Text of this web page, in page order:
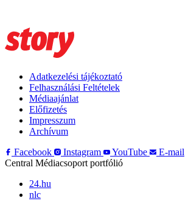
Adatkezelési tájékoztató
Felhasználási Feltételek
Médiaajánlat
Előfizetés
Impresszum
Archívum
Facebook
Instagram YouTube
E-mail
Central Médiacsoport portfólió
24.hu
nlc